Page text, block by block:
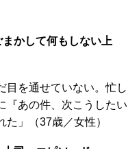
かして何もしない上
目を通せていない。忙し
『あの件、次こうしたい
」（37歳／女性）